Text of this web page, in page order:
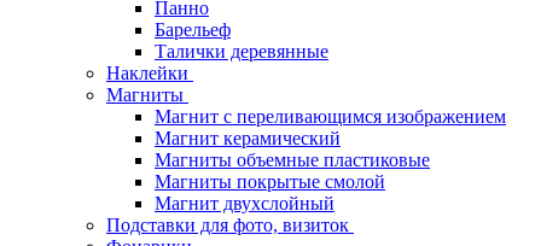
Панно
Барельеф
Талички деревянные
Наклейки
Магниты
Магнит с переливающимся изображением
Магнит керамический
Магниты объемные пластиковые
Магниты покрытые смолой
Магнит двухслойный
Подставки для фото, визиток